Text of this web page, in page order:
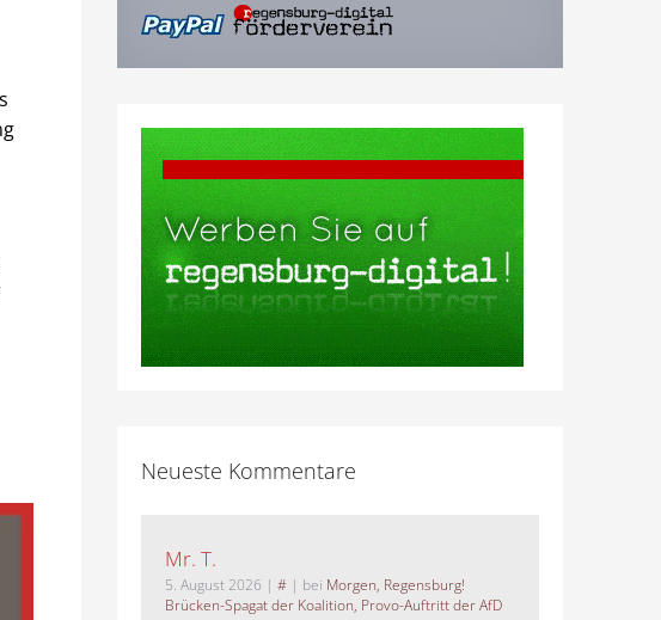
Neueste Kommentare
Mr. T.
5. August 2026 | #| bei Morgen, Regensburg!
Brücken-Spagat der Koalition, Provo-Auftritt der AfD